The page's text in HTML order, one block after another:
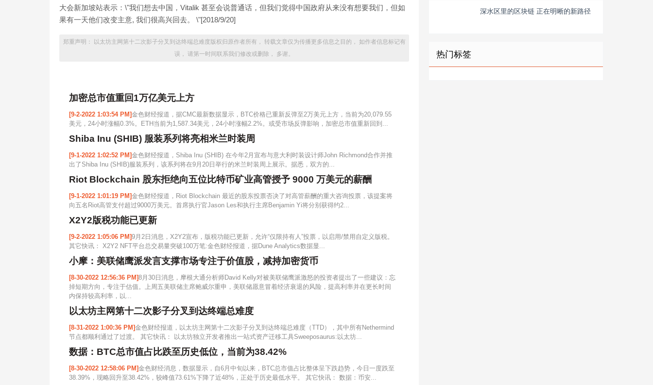
大会新加坡站表示：\"我们想去中国，Vitalik 甚至会说普通话，但我们觉得中国政府从来没有想要我们，但如
果有一天他们改变主意, 我们很高兴回去。 \"[2018/9/20]
郑重声明： 以太坊主网第十二次影子分叉到达终端总难度版权归原作者所有， 转载文章仅为传播更多信息之目的， 如作者信息标记有
误， 请第一时间联系我们修改或删除， 多谢。
加密总市值重回1万亿美元上方
[9-2-2022 1:03:54 PM]金色财经报道，据CMC最新数据显示，BTC价格已重新反弹至2万美元上方，当前为20,079.55
美元，24小时涨幅0.3%。ETH当前为1,587.34美元，24小时涨幅2.2%。或受市场反弹影响，加密总市值重新回到...
Shiba Inu (SHIB) 服装系列将亮相米兰时装周
[9-1-2022 1:02:52 PM]金色财经报道，Shiba Inu (SHIB) 在今年2月宣布与意大利时装设计师John Richmond合作并推
出了Shiba Inu (SHIB)服装系列，该系列将在9月20日举行的米兰时装周上展示。据悉，双方的...
Riot Blockchain 股东拒绝向五位比特币矿业高管授予 9000 万美元的薪酬
[9-1-2022 1:01:19 PM]金色财经报道，Riot Blockchain 最近的股东投票否决了对高管薪酬的重大咨询投票，该提案将
向五名Riot高管支付超过9000万美元。首席执行官Jason Les和执行主席Benjamin Yi将分别获得约2...
X2Y2版税功能已更新
[9-2-2022 1:05:06 PM]9月2日消息，X2Y2宣布，版税功能已更新，允许“仅限持有人”投票，以启用/禁用自定义版税。
其它快讯： X2Y2 NFT平台总交易量突破100万笔:金色财经报道，据Dune Analytics数据显...
小摩：美联储鹰派发言支撑市场专注于价值股，减持加密货币
[8-30-2022 12:56:36 PM]8月30日消息，摩根大通分析师David Kelly对被美联储鹰派激怒的投资者提出了一些建议：忘
掉短期方向，专注于估值。上周五美联储主席鲍威尔重申，美联储愿意冒着经济衰退的风险，提高利率并在更长时间
内保持较高利率，以...
以太坊主网第十二次影子分叉到达终端总难度
[8-31-2022 1:00:36 PM]金色财经报道，以太坊主网第十二次影子分叉到达终端总难度（TTD），其中所有Nethermind
节点都顺利通过了过渡。 其它快讯： 以太坊独立开发者推出一站式资产迁移工具Sweeposaurus:以太坊...
数据：BTC总市值占比跌至历史低位，当前为38.42%
[8-30-2022 12:58:06 PM]金色财经消息，数据显示，自6月中旬以来，BTC总市值占比整体呈下跌趋势，今日一度跌至
38.39%，现略回升至38.42%，较峰值73.61%下降了近48%，正处于历史最低水平。 其它快讯： 数据：币安...
深水区里的区块链 正在明晰的新路径
热门标签